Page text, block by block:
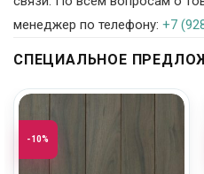
менеджер по телефону: +7
СПЕЦИАЛЬНОЕ
-10%